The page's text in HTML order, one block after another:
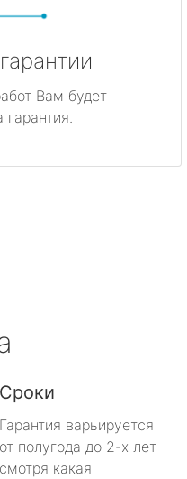
Вам будет
Сроки
Гарантия варьируется
от полугода до 2-х лет
смотря какая